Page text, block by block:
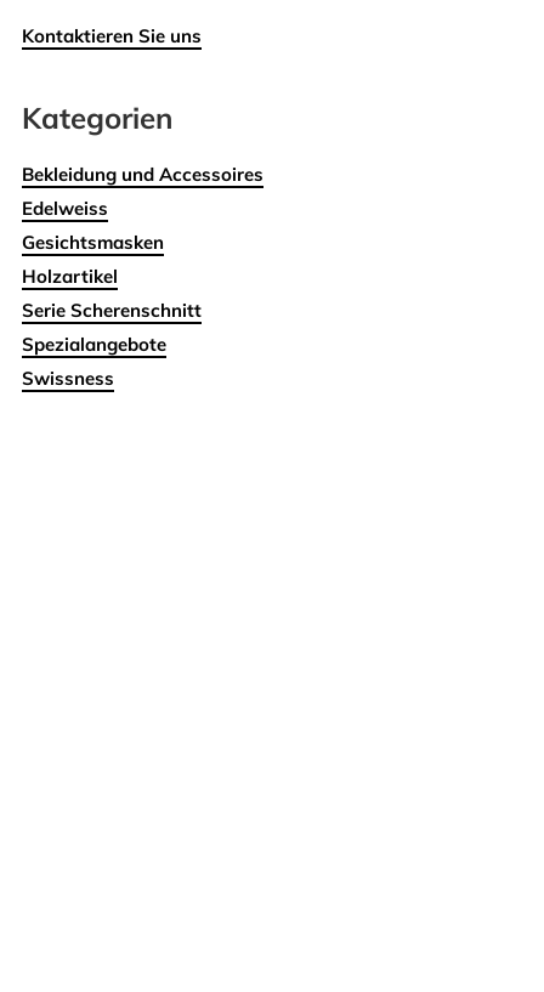
Kontaktieren Sie uns
Kategorien
Bekleidung und Accessoires
Edelweiss
Gesichtsmasken
Holzartikel
Serie Scherenschnitt
Spezialangebote
Swissness